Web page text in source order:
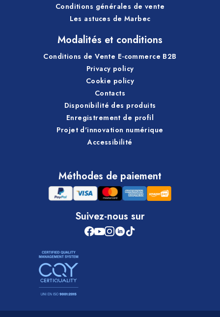
Conditions générales de vente
Les astuces de Marbec
Modalités et conditions
Conditions de Vente E-commerce B2B
Privacy policy
Cookie policy
Contacts
Disponibilité des produits
Enregistrement de profil
Projet d'innovation numérique
Accessibilité
Méthodes de paiement
Suivez-nous sur